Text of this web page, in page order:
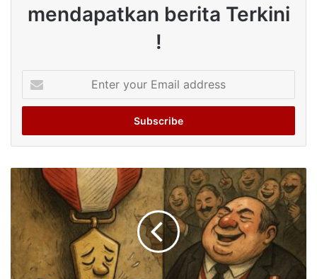
mendapatkan berita Terkini
!
your
Email